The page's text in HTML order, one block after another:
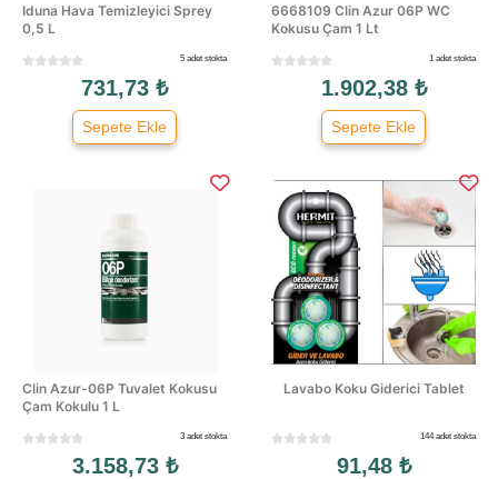
Iduna Hava Temizleyici Sprey
0,5 L
5 adet stokta
731,73 ₺
Sepete Ekle
6668109 Clin Azur 06P WC
Kokusu Çam 1 Lt
1 adet stokta
1.902,38 ₺
Sepete Ekle
Clin Azur-06P Tuvalet Kokusu
Çam Kokulu 1 L
3 adet stokta
3.158,73 ₺
Lavabo Koku Giderici Tablet
144 adet stokta
91,48 ₺